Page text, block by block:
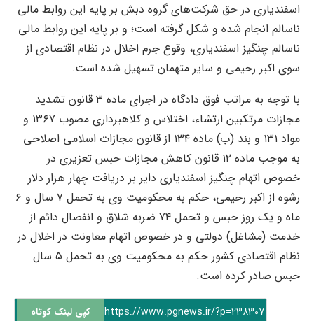
اسفندیاری در حق شرکت‌های گروه دبش بر پایه این روابط مالی
ناسالم انجام شده و شکل گرفته است؛ و بر پایه این روابط مالی
ناسالم چنگیز اسفندیاری، وقوع جرم اخلال در نظام اقتصادی از
سوی اکبر رحیمی و سایر متهمان تسهیل شده است.
با توجه به مراتب فوق دادگاه در اجرای ماده ۳ قانون تشدید
مجازات مرتکبین ارتشاء، اختلاس و کلاهبرداری مصوب ۱۳۶۷ و
مواد ۱۳۱ و بند (ب) ماده ۱۳۴ از قانون مجازات اسلامی اصلاحی
به موجب ماده ۱۲ قانون کاهش مجازات حبس تعزیری در
خصوص اتهام چنگیز اسفندیاری دایر بر دریافت چهار هزار دلار
رشوه از اکبر رحیمی، حکم به محکومیت وی به تحمل ۷ سال و ۶
ماه و یک روز حبس و تحمل ۷۴ ضربه شلاق و انفصال دائم از
خدمت (مشاغل) دولتی و در خصوص اتهام معاونت در اخلال در
نظام اقتصادی کشور حکم به محکومیت وی به تحمل ۵ سال
حبس صادر کرده است.
https://www.pgnews.ir/?p=238307 کپی لینک کوتاه